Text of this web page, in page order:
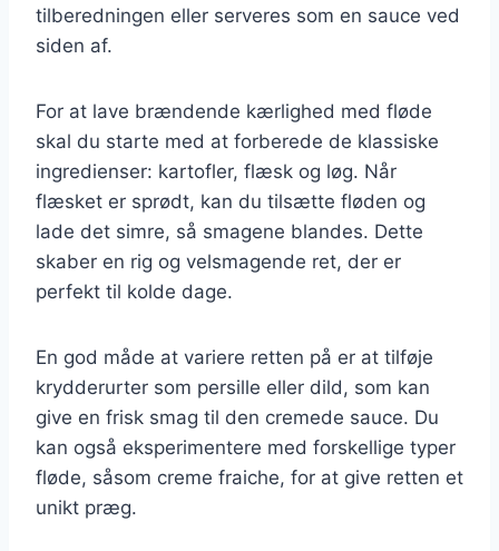
tilberedningen eller serveres som en sauce ved
siden af.
For at lave brændende kærlighed med fløde
skal du starte med at forberede de klassiske
ingredienser: kartofler, flæsk og løg. Når
flæsket er sprødt, kan du tilsætte fløden og
lade det simre, så smagene blandes. Dette
skaber en rig og velsmagende ret, der er
perfekt til kolde dage.
En god måde at variere retten på er at tilføje
krydderurter som persille eller dild, som kan
give en frisk smag til den cremede sauce. Du
kan også eksperimentere med forskellige typer
fløde, såsom creme fraiche, for at give retten et
unikt præg.